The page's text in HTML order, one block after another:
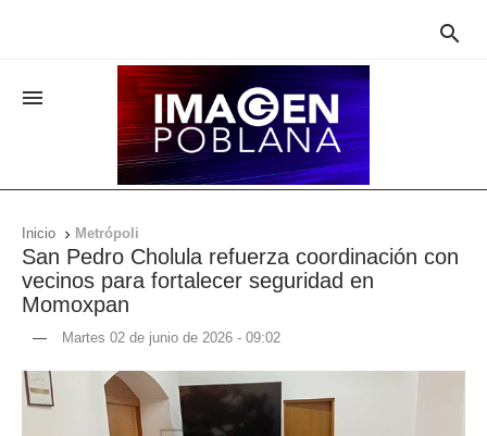


Inicio  Metrópoli
San Pedro Cholula refuerza coordinación con
vecinos para fortalecer seguridad en
Momoxpan
— Martes 02 de junio de 2026 - 09:02